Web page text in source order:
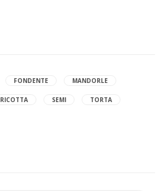
FONDENTE MANDORLE
RICOTTA SEMI TORTA